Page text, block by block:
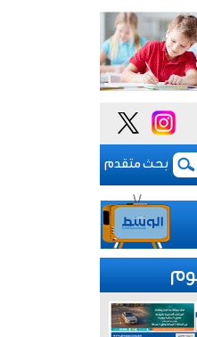
بحث متقدم بعد 5 أشهر من الحرب.. بوادر اتفاق "وشيك" لفتح مضيق هرمز